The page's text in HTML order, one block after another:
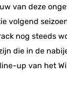
van deze
volgend
nog steeds
die in de
up van het